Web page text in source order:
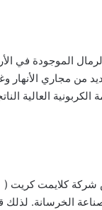
الموجودة في
من مجاري الأنهار
العالية
شركة كلايمت كريت (
تعتبر مناسبة لصناعة الخرسانة.